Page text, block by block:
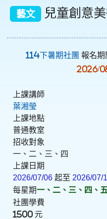
藝文 兒童創意
114下暑期社團 報名期
2026/
上課講師
葉湘瑩
上課地點
普通教室
招收對象
一、二、三、四
上課日期
2026/07/06 起至 2026/07/
每星期一、二、三、四、五
社團學費
1500 元